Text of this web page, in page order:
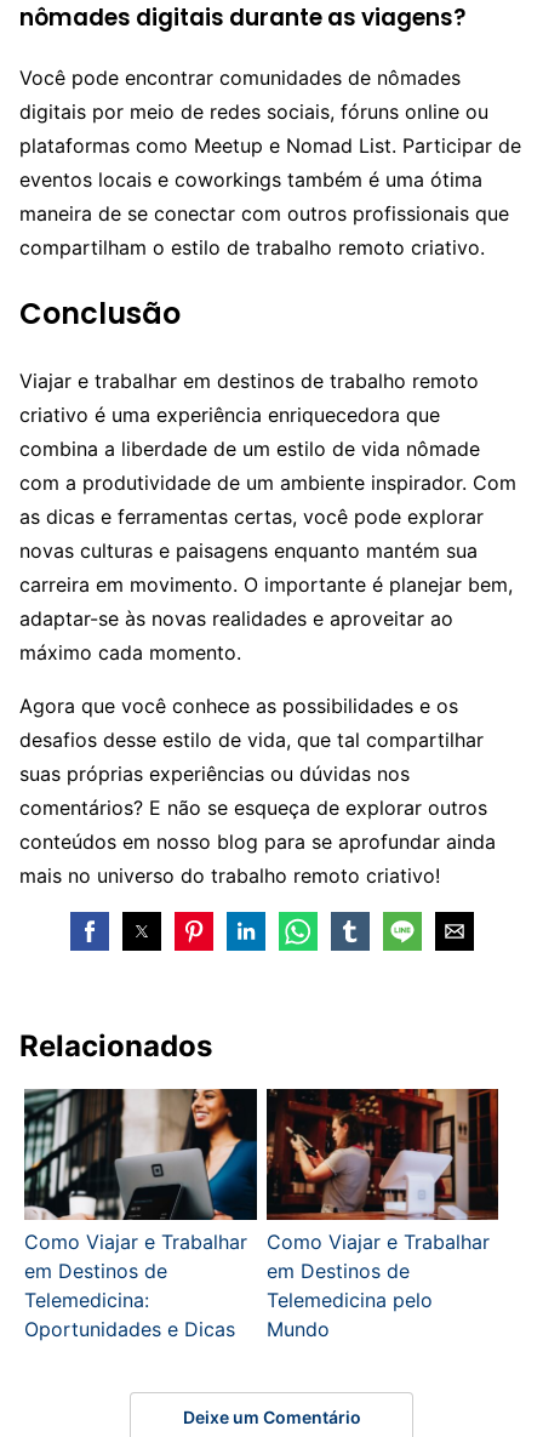
nômades digitais durante as viagens?
Você pode encontrar comunidades de nômades
digitais por meio de redes sociais, fóruns online ou
plataformas como Meetup e Nomad List. Participar de
eventos locais e coworkings também é uma ótima
maneira de se conectar com outros profissionais que
compartilham o estilo de trabalho remoto criativo.
Conclusão
Viajar e trabalhar em destinos de trabalho remoto
criativo é uma experiência enriquecedora que
combina a liberdade de um estilo de vida nômade
com a produtividade de um ambiente inspirador. Com
as dicas e ferramentas certas, você pode explorar
novas culturas e paisagens enquanto mantém sua
carreira em movimento. O importante é planejar bem,
adaptar-se às novas realidades e aproveitar ao
máximo cada momento.
Agora que você conhece as possibilidades e os
desafios desse estilo de vida, que tal compartilhar
suas próprias experiências ou dúvidas nos
comentários? E não se esqueça de explorar outros
conteúdos em nosso blog para se aprofundar ainda
mais no universo do trabalho remoto criativo!
Relacionados
Como Viajar e Trabalhar
em Destinos de
Telemedicina:
Oportunidades e Dicas
Como Viajar e Trabalhar
em Destinos de
Telemedicina pelo
Mundo
Deixe um Comentário